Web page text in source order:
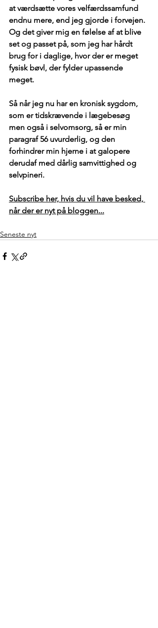
at værdsætte vores velfærdssamfund
endnu mere, end jeg gjorde i forvejen.
Og det giver mig en følelse af at blive
set og passet på, som jeg har hårdt
brug for i daglige, hvor der er meget
fysisk bøvl, der fylder upassende
meget.
Så når jeg nu har en kronisk sygdom,
som er tidskrævende i lægebesøg
men også i selvomsorg, så er min
paragraf 56 uvurderlig, og den
forhindrer min hjerne i at galopere
derudaf med dårlig samvittighed og
selvpineri.
Subscribe her, hvis du vil have besked,
når der er nyt på bloggen...
Seneste nyt